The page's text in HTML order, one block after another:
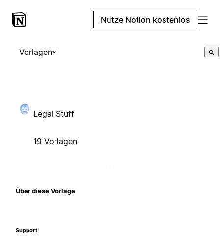
Nutze Notion kostenlos
Vorlagen
Legal Stuff
19 Vorlagen
Über diese Vorlage
Support